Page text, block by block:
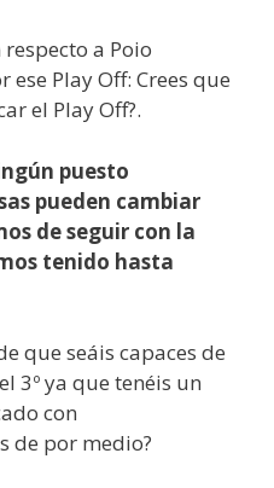
a Poio
ese Play Off: Crees que
el Play Off?.
puesto
pueden cambiar
de seguir con la
tenido hasta
que seáis capaces de
3º ya que tenéis un
con
de por medio?